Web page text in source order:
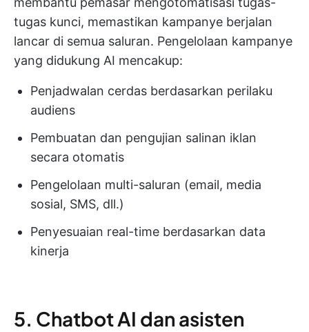
tugas kunci, memastikan kampanye berjalan
lancar di semua saluran. Pengelolaan kampanye
yang didukung AI mencakup:
Penjadwalan cerdas berdasarkan perilaku
audiens
Pembuatan dan pengujian salinan iklan
secara otomatis
Pengelolaan multi-saluran (email, media
sosial, SMS, dll.)
Penyesuaian real-time berdasarkan data
kinerja
5. Chatbot AI dan asisten